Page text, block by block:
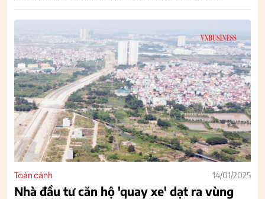
Toàn cảnh 14/01/2025
Nhà đầu tư căn hộ 'quay xe' dạt ra vùng